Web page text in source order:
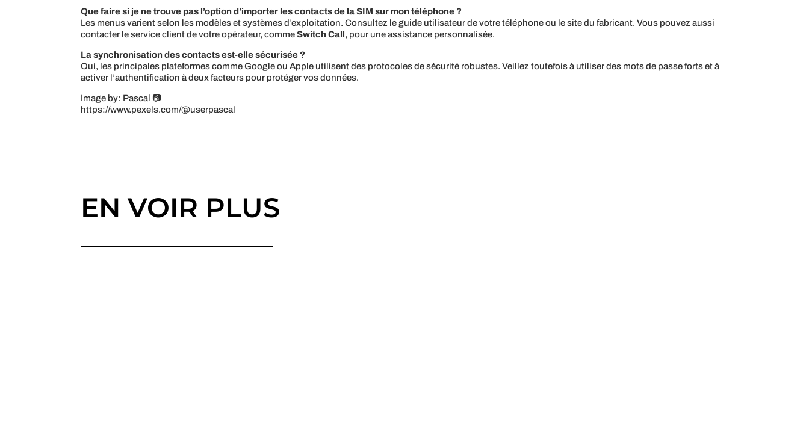
Que faire si je ne trouve pas l’option d’importer les contacts de la SIM sur mon téléphone ?
Les menus varient selon les modèles et systèmes d’exploitation. Consultez le guide utilisateur de votre téléphone ou le site du fabricant. Vous pouvez aussi
contacter le service client de votre opérateur, commeSwitch Call, pour une assistance personnalisée.
La synchronisation des contacts est-elle sécurisée ?
Oui, les principales plateformes comme Google ou Apple utilisent des protocoles de sécurité robustes. Veillez toutefois à utiliser des mots de passe forts et à
activer l’authentification à deux facteurs pour protéger vos données.
Image by: Pascal 📷
https://www.pexels.com/@userpascal
EN VOIR PLUS